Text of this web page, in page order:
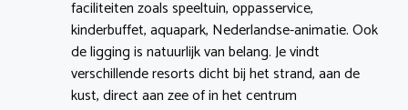
faciliteiten zoals speeltuin, oppasservice,
kinderbuffet, aquapark, Nederlandse-animatie. Ook
de ligging is natuurlijk van belang. Je vindt
verschillende resorts dicht bij het strand, aan de
kust, direct aan zee of in het centrum